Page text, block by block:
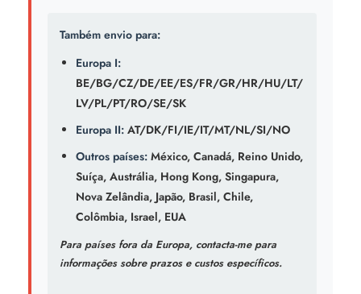
Também envio para:
Europa I:
BE/BG/CZ/DE/EE/ES/FR/GR/HR/HU/LT/
LV/PL/PT/RO/SE/SK
Europa II: AT/DK/FI/IE/IT/MT/NL/SI/NO
Outros países: México, Canadá, Reino Unido,
Suíça, Austrália, Hong Kong, Singapura,
Nova Zelândia, Japão, Brasil, Chile,
Colômbia, Israel, EUA
Para países fora da Europa, contacta-me para
informações sobre prazos e custos específicos.